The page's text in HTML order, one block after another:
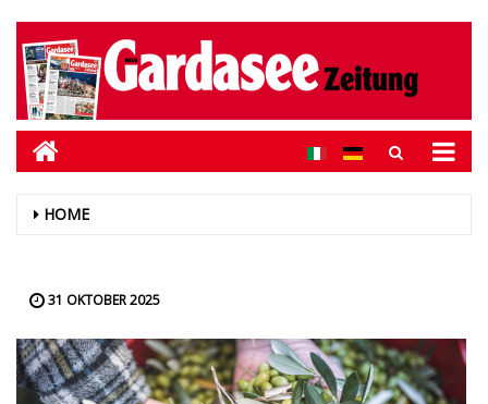
HOME
31 OKTOBER 2025